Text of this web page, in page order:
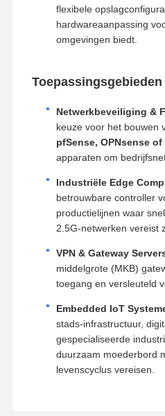
flexibele
hardwareaanpassing
omgevingen biedt.
Toepassingsgebieden
Netwerkbeveiliging &
keuze voor het bouwen
pfSense, OPNsense of
apparaten om
Industriële Edge
betrouwbare controller
productielijnen waar
2.5G-netwerken vereist
VPN & Gateway
middelgrote (MKB)
toegang en versleuteld
Embedded IoT
stads-infrastructuur,
gespecialiseerde
duurzaam moederbord
levenscyclus vereisen.